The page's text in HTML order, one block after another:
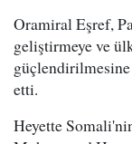
Oramiral Eşref,
geliştirmeye ve
etti.
Heyette